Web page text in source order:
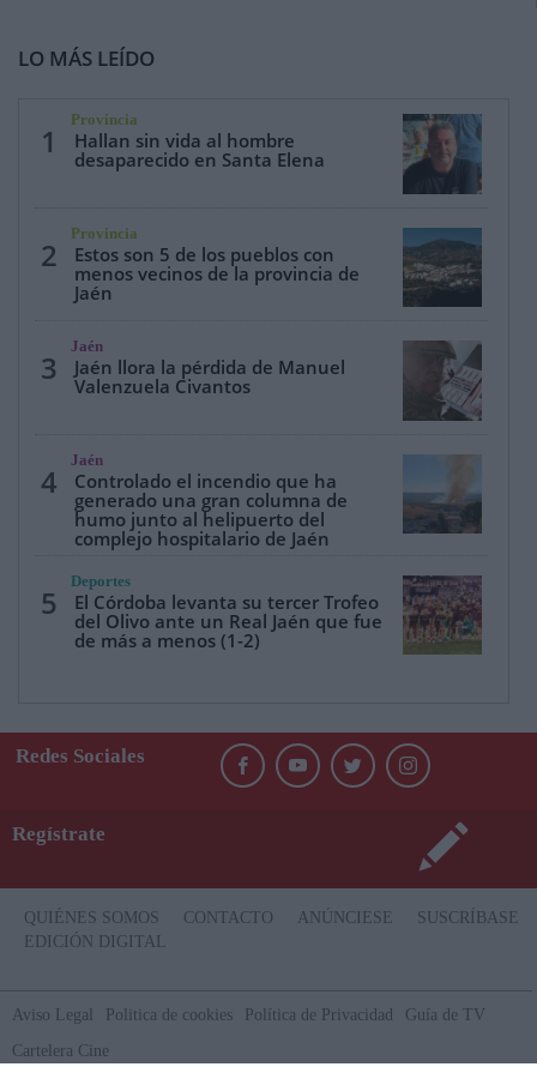
LO MÁS LEÍDO
1
Provincia
Hallan sin vida al hombre
desaparecido en Santa Elena
2
Provincia
Estos son 5 de los pueblos con
menos vecinos de la provincia de
Jaén
3
Jaén
Jaén llora la pérdida de Manuel
Valenzuela Civantos
4
Jaén
Controlado el incendio que ha
generado una gran columna de
humo junto al helipuerto del
complejo hospitalario de Jaén
5
Deportes
El Córdoba levanta su tercer Trofeo
del Olivo ante un Real Jaén que fue
de más a menos (1-2)
Redes Sociales
Regístrate
QUIÉNES SOMOS CONTACTO ANÚNCIESE
SUSCRÍBASE
EDICIÓN DIGITAL
Aviso Legal Politica de cookies Política de Privacidad
Guía de TV
Cartelera Cine